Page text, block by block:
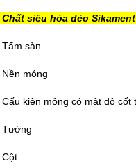
Chất siêu hóa dẻo
Tấm sàn
Nền móng
Cấu kiện mỏng có mật độ cốt
Tường
Cột